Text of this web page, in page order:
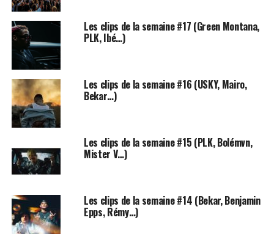
L’instru très épurée invite l’auditeur à porter son
attention sur le texte, qui mérite effectivement une
vraie analyse littéraire.
Jazzy Bazz y évoque des souvenirs à travers sa mémoire
olfactive. La
mémoire sensorielle
puissante : on a tous fait l’expérience de certaines
chansons qui nous rappellent une personne ou une
période de notre vie. Il y a un auteur en particulier
auquel on associe ce phénomène : Marcel Proust.
Le grand classique de la
mémoire sensorielle : la
Les clips de la semaine #17 (Green Montana,
PLK, Ibé…)
Les clips de la semaine #16 (USKY, Mairo,
Bekar…)
Les clips de la semaine #15 (PLK, Bolémvn,
Mister V…)
Les clips de la semaine #14 (Bekar, Benjamin
Epps, Rémy…)